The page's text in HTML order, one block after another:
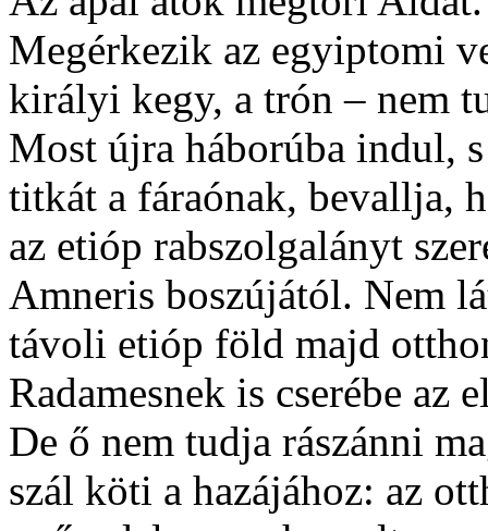
Megérkezik az egyiptomi
királyi kegy, a trón – nem
Most újra háborúba indul,
titkát a fáraónak, bevallja,
az etióp rabszolgalányt
Amneris boszújától. Nem
távoli etióp föld majd
Radamesnek is cserébe az
De ő nem tudja rászánni
szál köti a hazájához: az